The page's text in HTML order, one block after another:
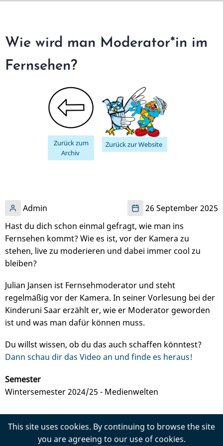
Wie wird man Moderator*in im
Fernsehen?
Zurück zum
Archiv
Zurück zur Website
Admin
26 September 2025
Hast du dich schon einmal gefragt, wie man ins
Fernsehen kommt? Wie es ist, vor der Kamera zu
stehen, live zu moderieren und dabei immer cool zu
bleiben?
Julian Jansen ist Fernsehmoderator und steht
regelmäßig vor der Kamera. In seiner Vorlesung bei der
Kinderuni Saar erzählt er, wie er Moderator geworden
ist und was man dafür können muss.
Du willst wissen, ob du das auch schaffen könntest?
Dann schau dir das Video an und finde es heraus!
Semester
Wintersemester 2024/25 - Medienwelten
Impressum Datenschutz
This site uses cookies. By continuing to browse the site
you are agreeing to our use of cookies.